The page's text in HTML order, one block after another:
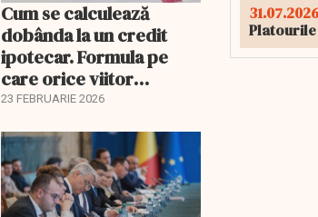
Cum se calculează
dobânda la un credit
ipotecar. Formula pe
care orice viitor
proprietar ar trebui să o
23 FEBRUARIE 2026
31.07.2026
Platourile